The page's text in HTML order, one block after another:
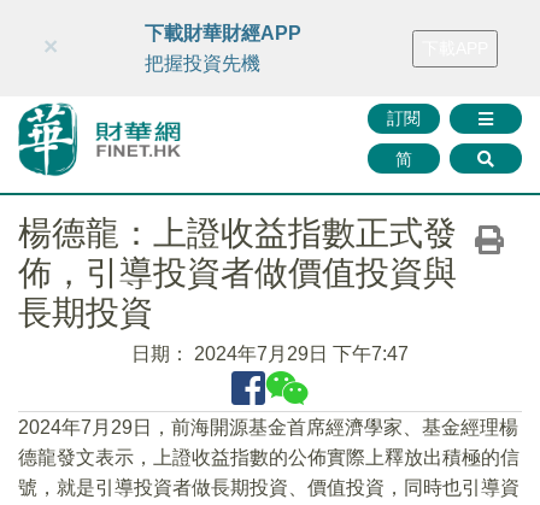
財華智庫網 FINTV FINMETA 財華證券 媒體矩陣
訂閱
简
×
下載財華財經APP
把握投資先機
楊德龍：上證收益指數正式發
佈，引導投資者做價值投資與
長期投資
日期： 2024年7月29日 下午7:47
2024年7月29日，前海開源基金首席經濟學家、基金經理楊
德龍發文表示，上證收益指數的公佈實際上釋放出積極的信
號，就是引導投資者做長期投資、價值投資，同時也引導資